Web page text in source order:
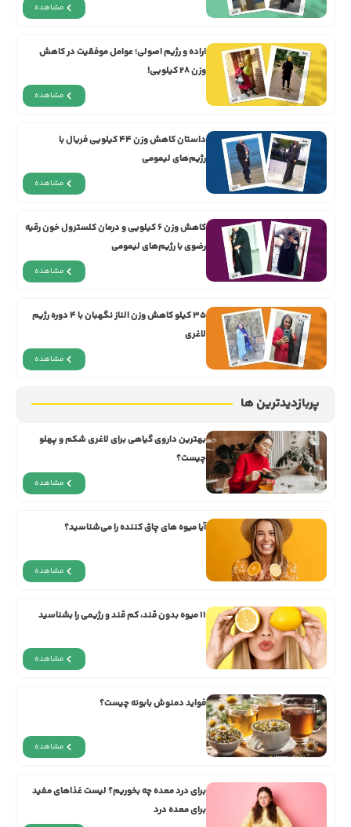
مشاهده
اراده و رژيم اصولی؛ عوامل موفقیت در کاهش
وزن ۲۸ کیلویی!
مشاهده
داستان کاهش وزن ۴۴ کیلویی فریال با
رژیم‌های لیمومی
مشاهده
کاهش وزن ۶ کیلویی و درمان کلسترول خون رقیه
رضوی با رژیم‌های لیمومی
مشاهده
۳۵ کیلو کاهش وزن الناز نگهبان با ۴ دوره رژیم
لاغری
مشاهده
پربازدیدترین ها
بهترین داروی گیاهی برای لاغری شکم و پهلو
چیست؟
مشاهده
آیا میوه های چاق کننده را می‌شناسید؟
مشاهده
11 میوه‌ بدون قند، کم قند و رژیمی را بشناسید
مشاهده
فواید دمنوش بابونه چیست؟
مشاهده
برای درد معده چه بخوریم؟ لیست غذاهای مفید
برای معده درد